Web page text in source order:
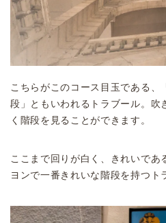
こちらがこのコース目玉である、
段」ともいわれるトラブール。吹
く階段を見ることができます。
ここまで回りが白く、きれいであ
ヨンで一番きれいな階段を持つト